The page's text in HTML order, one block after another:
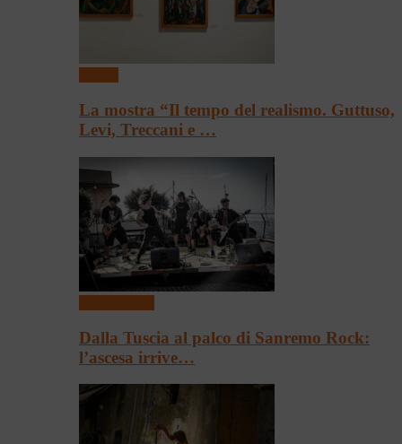
La mostra “Il tempo del realismo. Guttuso,
Levi, Treccani e …
Dalla Tuscia al palco di Sanremo Rock:
l’ascesa irrive…